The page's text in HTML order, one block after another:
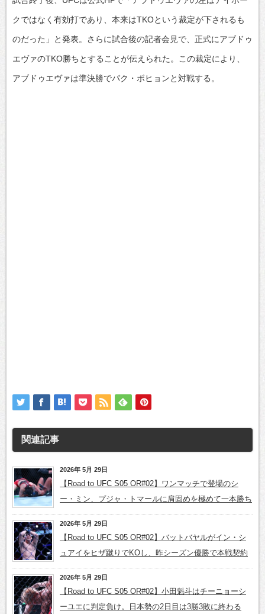
クではなく有効打であり、本来はTKOという裁定が下されるも
のだった」と発表。さらに試合後の記者会見で、正式にアブドゥ
エヴァのTKO勝ちとすることが伝えられた。この裁定により、
アブドゥエヴァは準決勝でパク・ボヒョンと対戦する。
関連記事
2026年 5月 29日
【Road to UFC S05 OR#02】ワンマッチで登場のシ
ー・ミン、プジャ・トマールに肩固めを極めて一本勝ち
2026年 5月 29日
【Road to UFC S05 OR#02】バットバヤルがイン・シ
ュアイをヒザ蹴りでKOし、昨シーズン優勝で本戦契約
2026年 5月 29日
【Road to UFC S05 OR#02】小田魁斗はチーニョーシ
ーユエに判定負け。日本勢の2日目は3勝3敗に終わる